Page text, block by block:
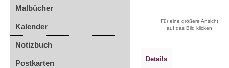
Malbücher
Kalender
Notizbuch
Postkarten
Für eine größere Ansicht
auf das Bild klicken
Details